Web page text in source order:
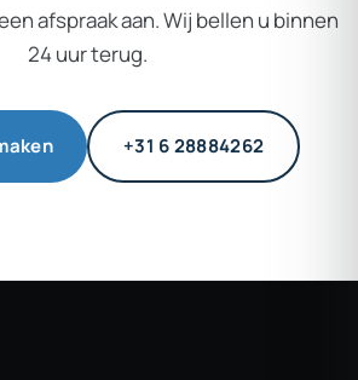
afspraak aan. Wij bellen u binnen
24 uur terug.
+31 6 28884262